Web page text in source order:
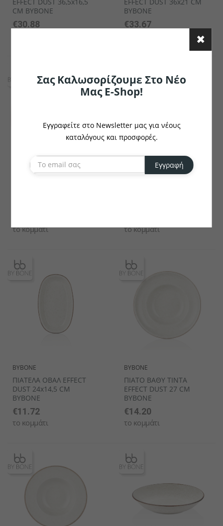
CM BYBONE
€30.88
BYBONE
€33.67
BYBONE
το κομμάτι
BYBONE
το κομμάτι
BYBONE
ΠΙΑΤΕΛΑ ΟΒΑΛ EFFECT
DUST 24x14,5 CM
BYBONE
€11.72
το κομμάτι
BYBONE
ΠΙΑΤΟ ΒΑΘΥ TINTA
EFFECT DUST 27 CM
BYBONE
€14.20
το κομμάτι
Σας Καλωσορίζουμε Στο Νέο
Μας E-Shop!
Εγγραφείτε στο Newsletter μας για νέους
καταλόγους και προσφορές.
Εγγραφή